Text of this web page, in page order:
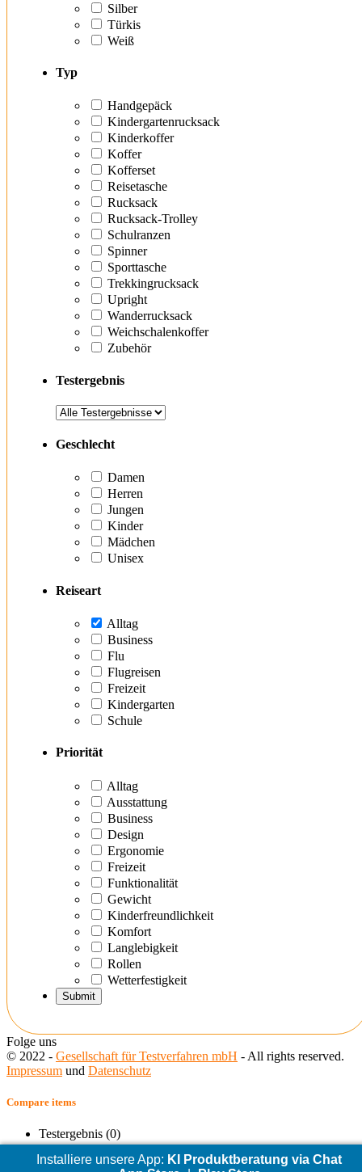
Silber
Türkis
Weiß
Typ
Handgepäck
Kindergartenrucksack
Kinderkoffer
Koffer
Kofferset
Reisetasche
Rucksack
Rucksack-Trolley
Schulranzen
Spinner
Sporttasche
Trekkingrucksack
Upright
Wanderrucksack
Weichschalenkoffer
Zubehör
Testergebnis
Geschlecht
Damen
Herren
Jungen
Kinder
Mädchen
Unisex
Reiseart
Alltag
Business
Flu
Flugreisen
Freizeit
Kindergarten
Schule
Priorität
Alltag
Ausstattung
Business
Design
Ergonomie
Freizeit
Funktionalität
Gewicht
Kinderfreundlichkeit
Komfort
Langlebigkeit
Rollen
Wetterfestigkeit
Folge uns
© 2022 - Gesellschaft für Testverfahren mbH - All rights reserved.
Impressum und Datenschutz
Installiere unsere App: KI Produktberatung via Chat
Compare items
Testergebnis (0)
Compare